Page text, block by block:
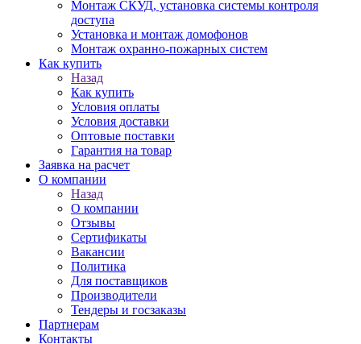
Монтаж СКУД, установка системы контроля
доступа
Установка и монтаж домофонов
Монтаж охранно-пожарных систем
Как купить
Назад
Как купить
Условия оплаты
Условия доставки
Оптовые поставки
Гарантия на товар
Заявка на расчет
О компании
Назад
О компании
Отзывы
Сертификаты
Вакансии
Политика
Для поставщиков
Производители
Тендеры и госзаказы
Партнерам
Контакты